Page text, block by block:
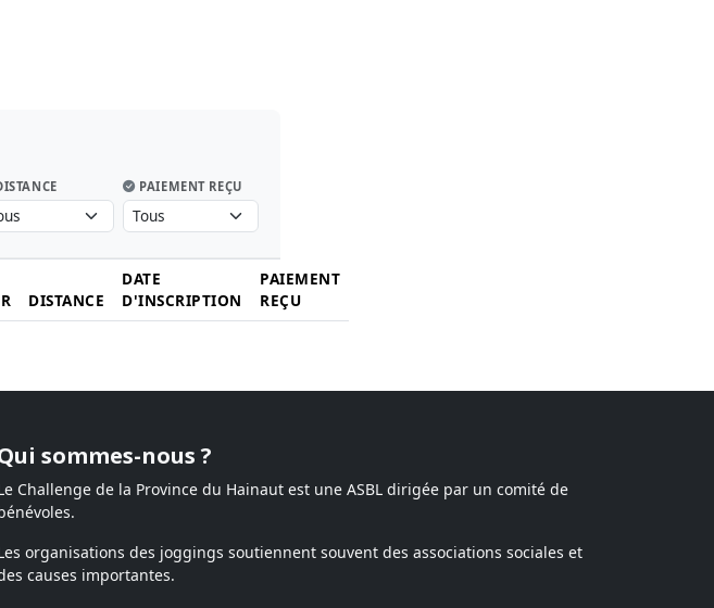
PAIEMENT REÇU
DISTANCE
DATE
D'INSCRIPTION
PAIEMENT
REÇU
sommes-nous ?
Challenge de la Province du Hainaut est une ASBL dirigée par un comité de
organisations des joggings soutiennent souvent des associations sociales et
causes importantes.